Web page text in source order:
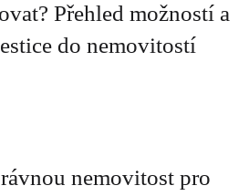
Přehled možností a
do nemovitostí
nemovitost pro